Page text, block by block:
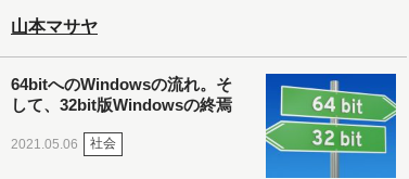
山本マサヤ
64bitへのWindowsの流れ。そ
して、32bit版Windowsの終焉
2021.05.06 社会